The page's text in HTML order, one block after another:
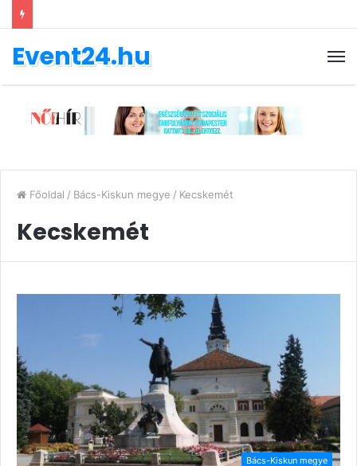
Event24.hu
Főoldal / Bács-Kiskun megye / Kecskemét
Kecskemét
Bács-Kiskun megye